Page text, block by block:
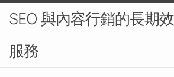
SEO 與內容行銷的長期
服務